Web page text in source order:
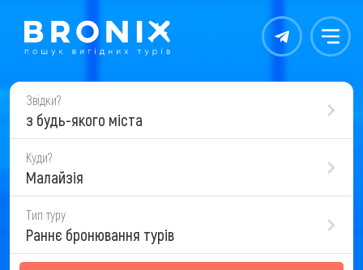
Контакты Меню
Звідки?
з будь-якого міста
Куди?
Малайзія
Тип туру
Раннє бронювання турів